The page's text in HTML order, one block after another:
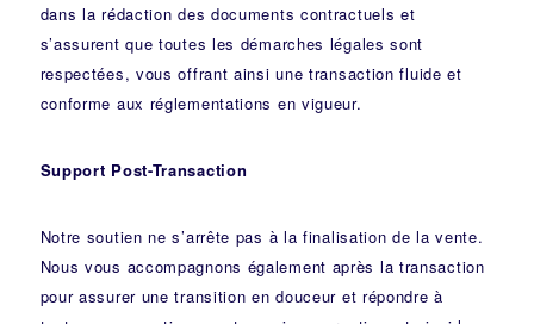
dans la rédaction des documents contractuels et
s’assurent que toutes les démarches légales sont
respectées, vous offrant ainsi une transaction fluide et
conforme aux réglementations en vigueur.
Support Post-Transaction
Notre soutien ne s’arrête pas à la finalisation de la vente.
Nous vous accompagnons également après la transaction
pour assurer une transition en douceur et répondre à